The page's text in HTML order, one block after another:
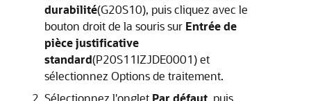
durabilité(G20S10), puis cliquez avec le
bouton droit de la souris sur Entrée de
pièce justificative
standard(P20S11IZJDE0001) et
sélectionnez Options de traitement.